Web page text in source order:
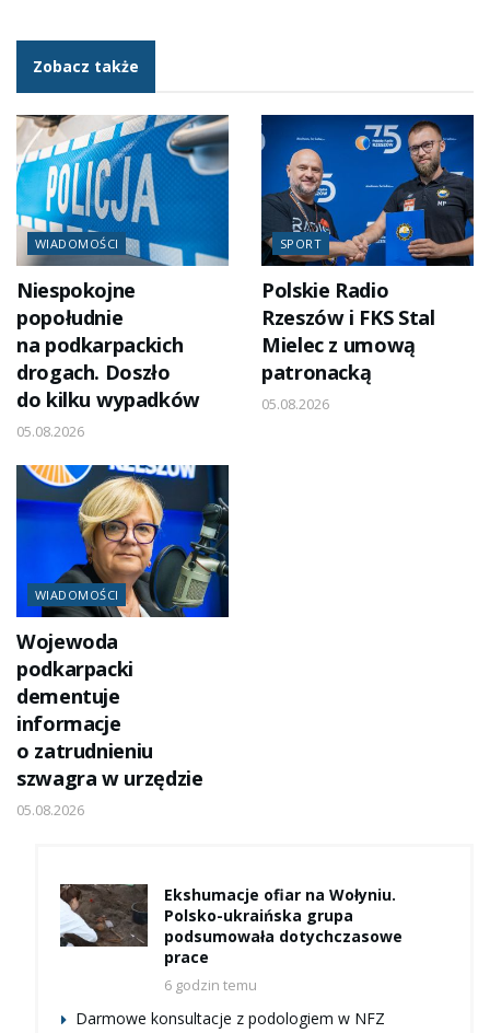
Zobacz także
WIADOMOŚCI
Niespokojne
popołudnie
na podkarpackich
drogach. Doszło
do kilku wypadków
05.08.2026
SPORT
Polskie Radio
Rzeszów i FKS Stal
Mielec z umową
patronacką
05.08.2026
WIADOMOŚCI
Wojewoda
podkarpacki
dementuje
informacje
o zatrudnieniu
szwagra w urzędzie
05.08.2026
Ekshumacje ofiar na Wołyniu.
Polsko-ukraińska grupa
podsumowała dotychczasowe
prace
6 godzin temu
Darmowe konsultacje z podologiem w NFZ